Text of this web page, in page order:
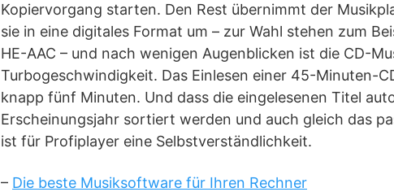
Kopiervorgang starten. Den Rest übernimmt der
sie in eine digitales Format um – zur Wahl stehen zum
HE-AAC – und nach wenigen Augenblicken ist die CD-
Turbogeschwindigkeit. Das Einlesen einer 45-Minuten-
knapp fünf Minuten. Und dass die eingelesenen Titel
Erscheinungsjahr sortiert werden und auch gleich das
ist für Profiplayer eine Selbstverständlichkeit.
– Die beste Musiksoftware für Ihren Rechner